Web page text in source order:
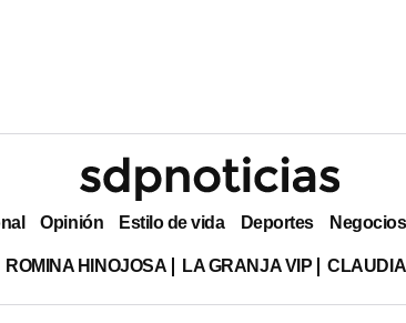
Opinión Estilo de vida Deportes Negocios
ROMINA HINOJOSA LA GRANJA VIP